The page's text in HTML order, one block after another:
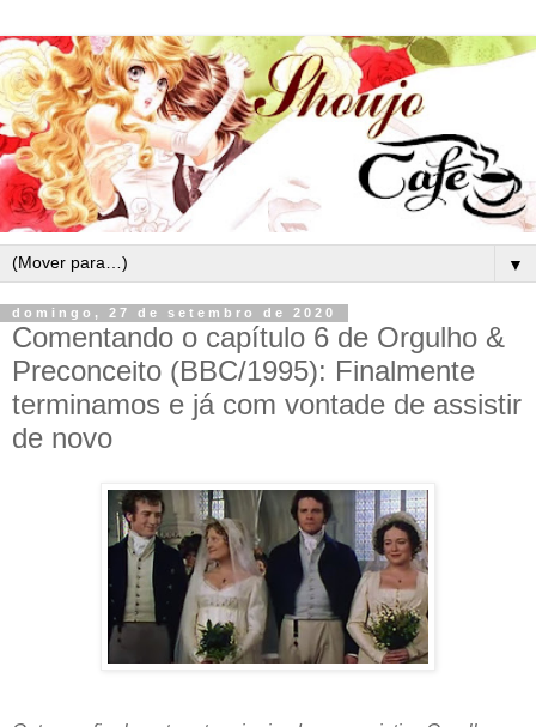
▼
domingo, 27 de setembro de 2020
Comentando o capítulo 6 de Orgulho &
Preconceito (BBC/1995): Finalmente
terminamos e já com vontade de assistir
de novo